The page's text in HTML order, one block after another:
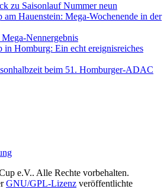
zu Saisonlauf Nummer neun
Hauenstein: Mega-Wochenende in der
Nennergebnis
Homburg: Ein echt ereignisreiches
beim 51. Homburger-ADAC
e.V.. Alle Rechte vorbehalten.
GNU/GPL-Lizenz veröffentlichte